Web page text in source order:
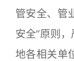
管安全、管
安全”原则
地各相关单